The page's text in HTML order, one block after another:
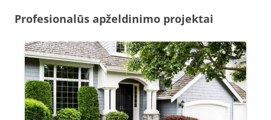
Profesionalūs apželdinimo projektai